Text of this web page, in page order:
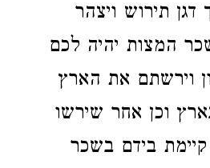
תירוש ויצהר
המצות יהיה לכם
וירשתם את הארץ
וכן אחר שירשו
בידם בשכר